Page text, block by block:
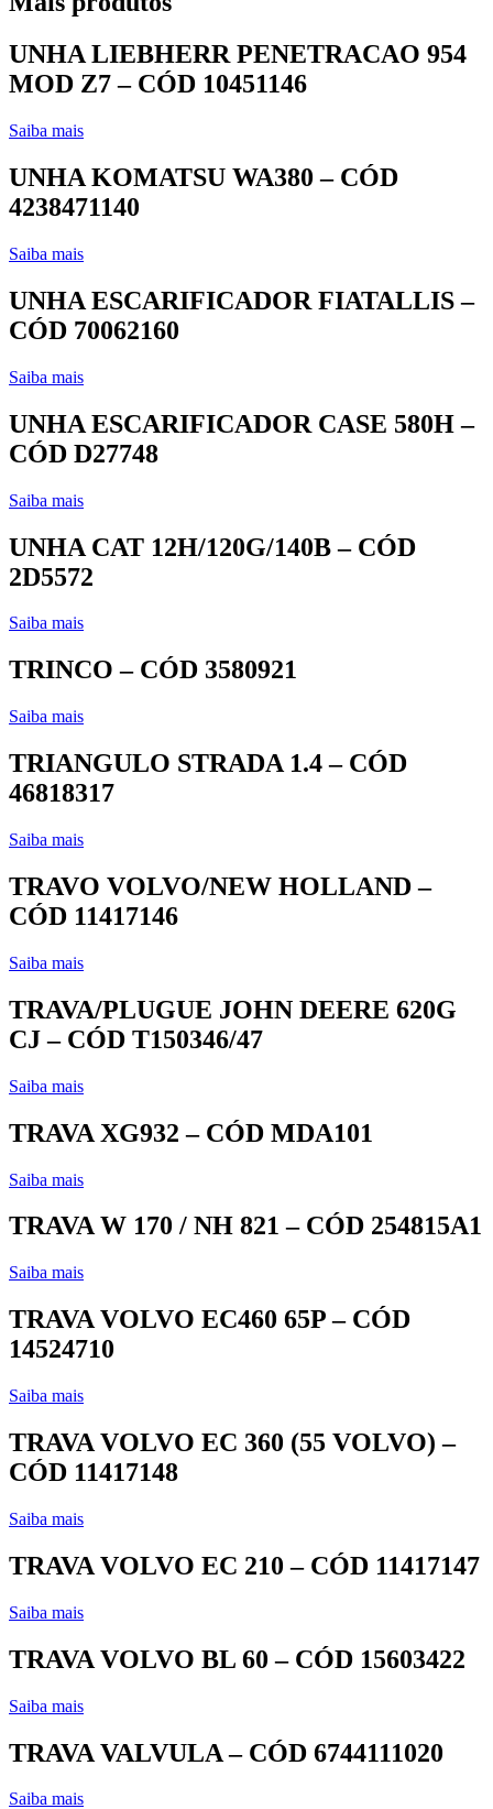
UNHA LIEBHERR PENETRACAO 954
MOD Z7 – CÓD 10451146
Saiba mais
UNHA KOMATSU WA380 – CÓD
4238471140
Saiba mais
UNHA ESCARIFICADOR FIATALLIS –
CÓD 70062160
Saiba mais
UNHA ESCARIFICADOR CASE 580H –
CÓD D27748
Saiba mais
UNHA CAT 12H/120G/140B – CÓD
2D5572
Saiba mais
TRINCO – CÓD 3580921
Saiba mais
TRIANGULO STRADA 1.4 – CÓD
46818317
Saiba mais
TRAVO VOLVO/NEW HOLLAND –
CÓD 11417146
Saiba mais
TRAVA/PLUGUE JOHN DEERE 620G
CJ – CÓD T150346/47
Saiba mais
TRAVA XG932 – CÓD MDA101
Saiba mais
TRAVA W 170 / NH 821 – CÓD 254815A1
Saiba mais
TRAVA VOLVO EC460 65P – CÓD
14524710
Saiba mais
TRAVA VOLVO EC 360 (55 VOLVO) –
CÓD 11417148
Saiba mais
TRAVA VOLVO EC 210 – CÓD 11417147
Saiba mais
TRAVA VOLVO BL 60 – CÓD 15603422
Saiba mais
TRAVA VALVULA – CÓD 6744111020
Saiba mais